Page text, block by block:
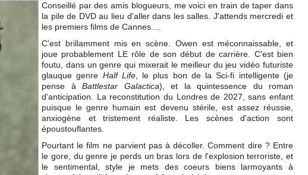
Conseillé par des amis blogueurs, me voici en train de taper dans
la pile de DVD au lieu d'aller dans les salles. J'attends mercredi et
les premiers films de Cannes....
C'est brillamment mis en scène. Owen est méconnaissable, et
joue probablement LE rôle de son début de carrière. C'est bien
foutu, dans un genre qui mixerait le meilleur du jeu vidéo futuriste
glauque genre Half Life, le plus bon de la Sci-fi intelligente (je
pense à Battlestar Galactica), et la quintessence du roman
d'anticipation. La reconstitution du Londres de 2027, sans enfant
puisque le genre humain est devenu stérile, est assez réussie,
anxiogène et tristement réaliste. Les scènes d'action sont
époustouflantes.
Pourtant le film ne parvient pas à décoller. Comment dire ? Entre
le gore, du genre je perds un bras lors de l'explosion terroriste, et
le sentimental, style je mets des coeurs biens larmoyants à